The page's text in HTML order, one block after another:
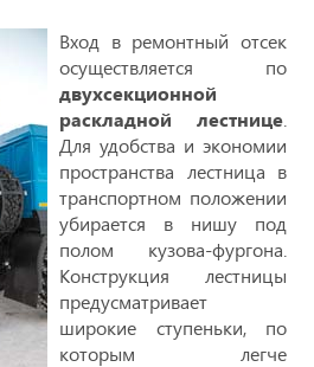
Вход в ремонтный отсек
осуществляется по
двухсекционной
раскладной лестнице
Для удобства и экономии
пространства лестница в
транспортном положении
убирается в нишу под
полом кузова-фургона.
Конструкция лестницы
предусматривает
широкие ступеньки, по
которым легче